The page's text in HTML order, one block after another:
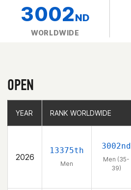
3002ND
WORLDWIDE
OPEN
YEAR RANK WORLDWIDE
2026
13375th
Men
3002nd
Men (35-
39)
YEAR RANK WORLDWIDE